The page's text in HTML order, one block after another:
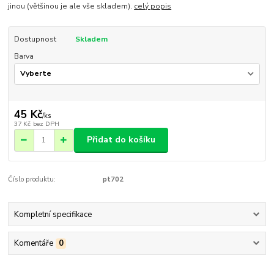
jinou (většinou je ale vše skladem). celý popis
Dostupnost
Skladem
Barva
45 Kč/ks
37 Kč bez DPH
Přidat do košíku
Číslo produktu: pt702
Kompletní specifikace
Komentáře 0